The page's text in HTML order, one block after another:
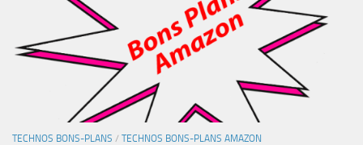
TECHNOS BONS-PLANS / TECHNOS BONS-PLANS AMAZON